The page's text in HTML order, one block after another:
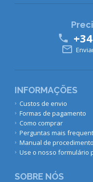
INFORMAÇÕES
Custos de envio
Formas de pagamento
Como comprar
Perguntas mais
Manual de
Use o nosso formulário
SOBRE NÓS

